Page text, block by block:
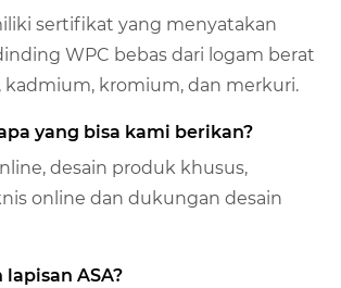
sertifikat yang menyatakan
WPC bebas dari logam berat
kadmium, kromium, dan merkuri.
yang bisa kami berikan?
desain produk khusus,
online dan dukungan desain
lapisan ASA?